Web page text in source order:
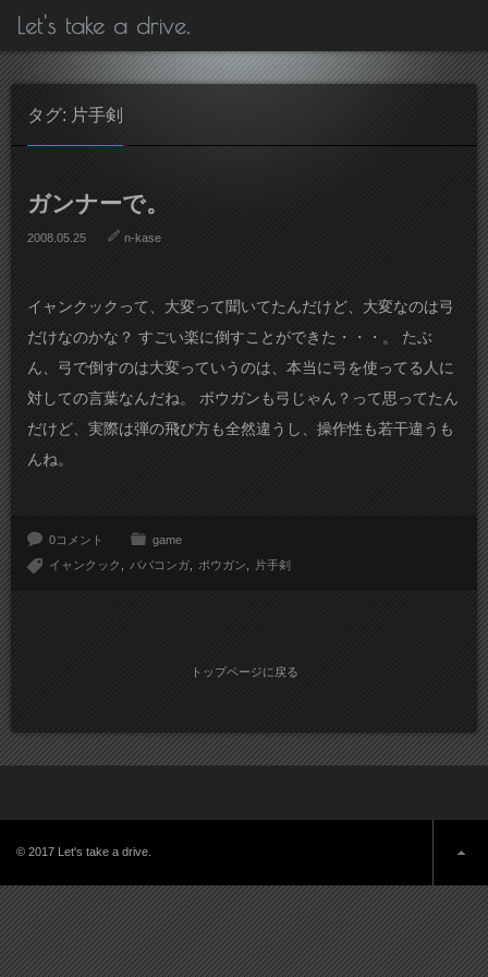
Let's take a drive.
タグ: 片手剣
ガンナーで。
2008.05.25 n-kase
イャンクックって、大変って聞いてたんだけど、大変なのは弓
だけなのかな？ すごい楽に倒すことができた・・・。 たぶ
ん、弓で倒すのは大変っていうのは、本当に弓を使ってる人に
対しての言葉なんだね。 ボウガンも弓じゃん？って思ってたん
だけど、実際は弾の飛び方も全然違うし、操作性も若干違うも
んね。
0コメント
game
イャンクック
ババコンガ ボウガン 片手剣
トップページに戻る
© 2017 Let's take a drive.